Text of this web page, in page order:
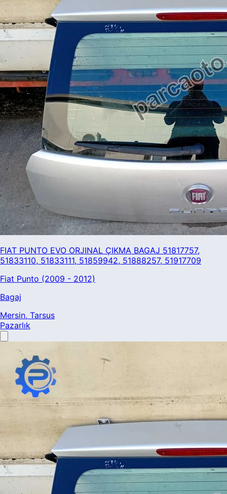
FIAT PUNTO EVO ORJINAL ÇIKMA BAGAJ 51817757,
51833110, 51833111, 51859942, 51888257, 51917709
Fiat Punto (2009 - 2012)
Bagaj
Mersin, Tarsus
Pazarlık